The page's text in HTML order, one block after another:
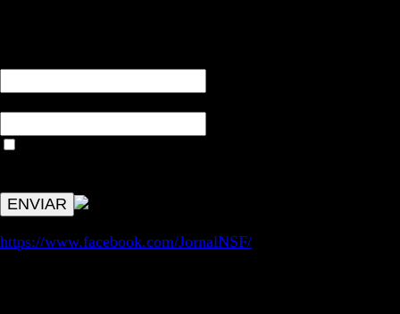
https://www.facebook.com/JornalNSF/